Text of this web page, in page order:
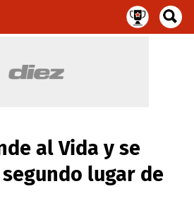
al Vida y se
lugar de